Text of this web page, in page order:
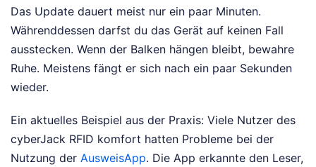
Das Update dauert meist nur ein paar Minuten.
Währenddessen darfst du das Gerät auf keinen Fall
ausstecken. Wenn der Balken hängen bleibt, bewahre
Ruhe. Meistens fängt er sich nach ein paar Sekunden
wieder.
Ein aktuelles Beispiel aus der Praxis: Viele Nutzer des
cyberJack RFID komfort hatten Probleme bei der
Nutzung der AusweisApp. Die App erkannte den Leser,